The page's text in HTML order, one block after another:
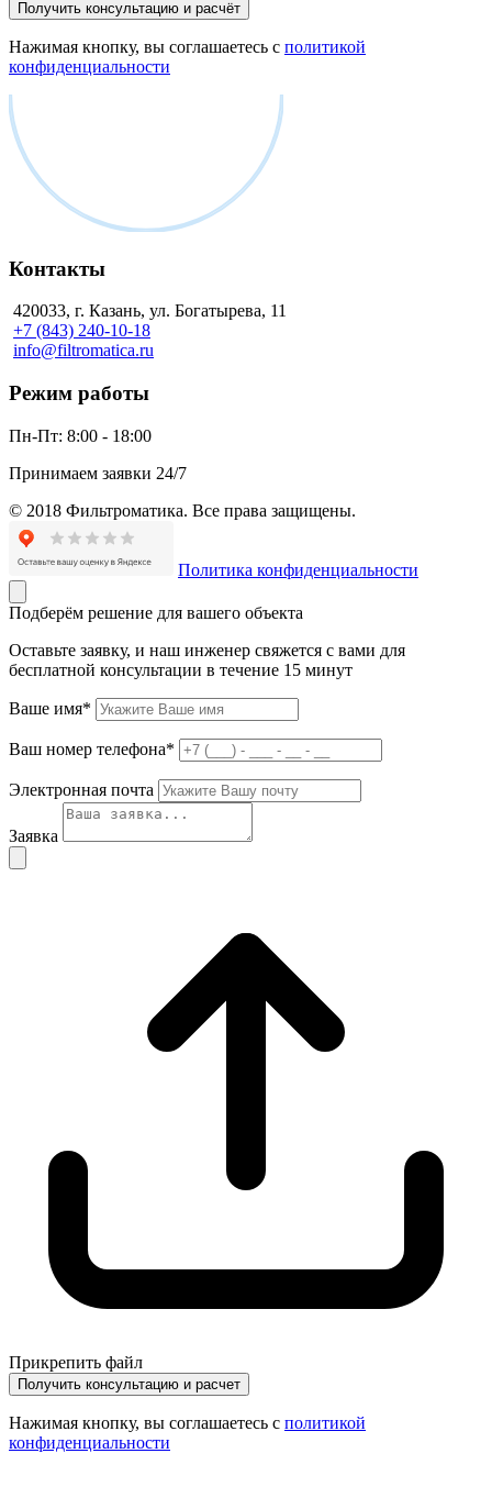
Получить консультацию и расчёт
Нажимая кнопку, вы соглашаетесь с политикой
конфиденциальности
Контакты
420033, г. Казань, ул. Богатырева, 11
+7 (843) 240-10-18
info@filtromatica.ru
Режим работы
Пн-Пт: 8:00 - 18:00
Принимаем заявки 24/7
© 2018 Фильтроматика. Все права защищены.
Политика конфиденциальности
Подберём решение для вашего объекта
Оставьте заявку, и наш инженер свяжется с вами для
бесплатной консультации в течение 15 минут
Ваше имя*
Ваш номер телефона*
Электронная почта
Заявка
Прикрепить файл
Получить консультацию и расчет
Нажимая кнопку, вы соглашаетесь с политикой
конфиденциальности